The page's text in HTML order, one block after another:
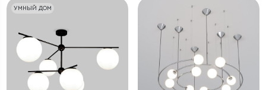
УМНЫЙ ДОМ